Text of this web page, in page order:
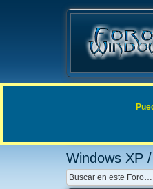
Enlaces rápidos
Windows XP